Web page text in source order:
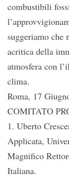
combustibili
suggeriamo che
acritica della
atmosfera con
clima.
Roma, 17
COMITATO
1. Uberto
Applicata,
Magnifico
Italiana.